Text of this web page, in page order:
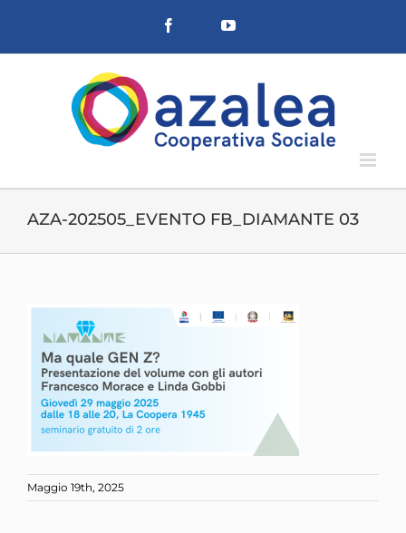
contenuto
Facebook YouTube
AZA-202505_EVENTO FB_DIAMANTE 03
Maggio 19th, 2025